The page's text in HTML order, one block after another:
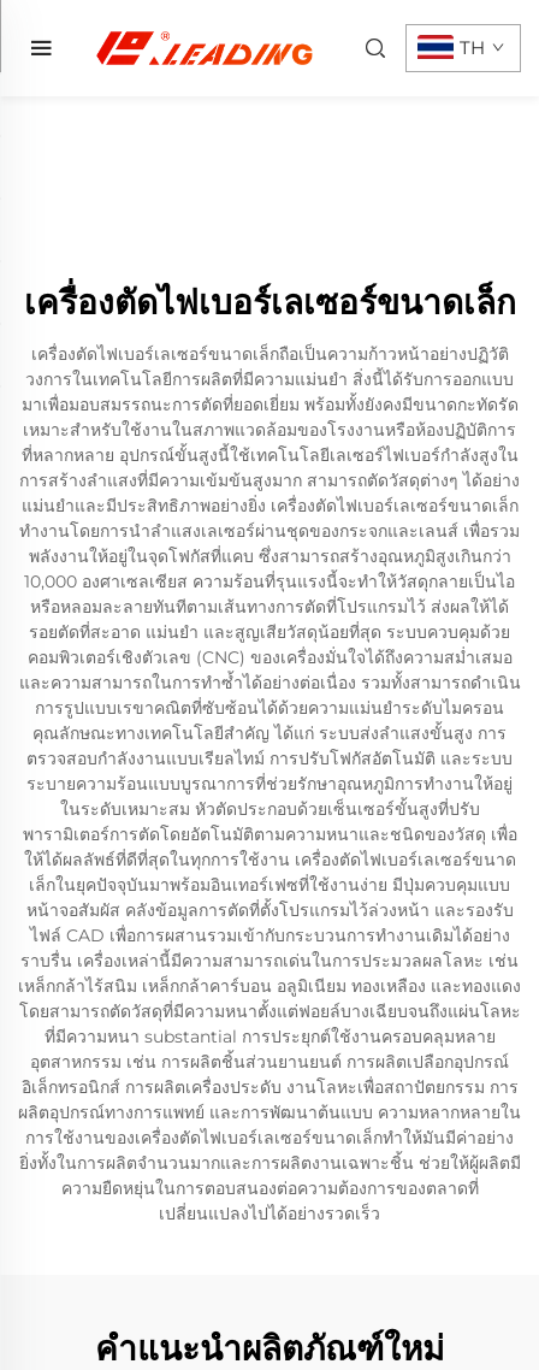
TH
เครื่องตัดไฟเบอร์เลเซอร์ขนาดเล็ก
เครื่องตัดไฟเบอร์เลเซอร์ขนาดเล็กถือเป็นความก้าวหน้าอย่างปฏิวัติ
วงการในเทคโนโลยีการผลิตที่มีความแม่นยำ สิ่งนี้ได้รับการออกแบบ
มาเพื่อมอบสมรรถนะการตัดที่ยอดเยี่ยม พร้อมทั้งยังคงมีขนาดกะทัดรัด
เหมาะสำหรับใช้งานในสภาพแวดล้อมของโรงงานหรือห้องปฏิบัติการ
ที่หลากหลาย อุปกรณ์ขั้นสูงนี้ใช้เทคโนโลยีเลเซอร์ไฟเบอร์กำลังสูงใน
การสร้างลำแสงที่มีความเข้มข้นสูงมาก สามารถตัดวัสดุต่างๆ ได้อย่าง
แม่นยำและมีประสิทธิภาพอย่างยิ่ง เครื่องตัดไฟเบอร์เลเซอร์ขนาดเล็ก
ทำงานโดยการนำลำแสงเลเซอร์ผ่านชุดของกระจกและเลนส์ เพื่อรวม
พลังงานให้อยู่ในจุดโฟกัสที่แคบ ซึ่งสามารถสร้างอุณหภูมิสูงเกินกว่า
10,000 องศาเซลเซียส ความร้อนที่รุนแรงนี้จะทำให้วัสดุกลายเป็นไอ
หรือหลอมละลายทันทีตามเส้นทางการตัดที่โปรแกรมไว้ ส่งผลให้ได้
รอยตัดที่สะอาด แม่นยำ และสูญเสียวัสดุน้อยที่สุด ระบบควบคุมด้วย
คอมพิวเตอร์เชิงตัวเลข (CNC) ของเครื่องมั่นใจได้ถึงความสม่ำเสมอ
และความสามารถในการทำซ้ำได้อย่างต่อเนื่อง รวมทั้งสามารถดำเนิน
การรูปแบบเรขาคณิตที่ซับซ้อนได้ด้วยความแม่นยำระดับไมครอน
คุณลักษณะทางเทคโนโลยีสำคัญ ได้แก่ ระบบส่งลำแสงขั้นสูง การ
ตรวจสอบกำลังงานแบบเรียลไทม์ การปรับโฟกัสอัตโนมัติ และระบบ
ระบายความร้อนแบบบูรณาการที่ช่วยรักษาอุณหภูมิการทำงานให้อยู่
ในระดับเหมาะสม หัวตัดประกอบด้วยเซ็นเซอร์ขั้นสูงที่ปรับ
พารามิเตอร์การตัดโดยอัตโนมัติตามความหนาและชนิดของวัสดุ เพื่อ
ให้ได้ผลลัพธ์ที่ดีที่สุดในทุกการใช้งาน เครื่องตัดไฟเบอร์เลเซอร์ขนาด
เล็กในยุคปัจจุบันมาพร้อมอินเทอร์เฟซที่ใช้งานง่าย มีปุ่มควบคุมแบบ
หน้าจอสัมผัส คลังข้อมูลการตัดที่ตั้งโปรแกรมไว้ล่วงหน้า และรองรับ
ไฟล์ CAD เพื่อการผสานรวมเข้ากับกระบวนการทำงานเดิมได้อย่าง
ราบรื่น เครื่องเหล่านี้มีความสามารถเด่นในการประมวลผลโลหะ เช่น
เหล็กกล้าไร้สนิม เหล็กกล้าคาร์บอน อลูมิเนียม ทองเหลือง และทองแดง
โดยสามารถตัดวัสดุที่มีความหนาตั้งแต่ฟอยล์บางเฉียบจนถึงแผ่นโลหะ
ที่มีความหนา substantial การประยุกต์ใช้งานครอบคลุมหลาย
อุตสาหกรรม เช่น การผลิตชิ้นส่วนยานยนต์ การผลิตเปลือกอุปกรณ์
อิเล็กทรอนิกส์ การผลิตเครื่องประดับ งานโลหะเพื่อสถาปัตยกรรม การ
ผลิตอุปกรณ์ทางการแพทย์ และการพัฒนาต้นแบบ ความหลากหลายใน
การใช้งานของเครื่องตัดไฟเบอร์เลเซอร์ขนาดเล็กทำให้มันมีค่าอย่าง
ยิ่งทั้งในการผลิตจำนวนมากและการผลิตงานเฉพาะชิ้น ช่วยให้ผู้ผลิตมี
ความยืดหยุ่นในการตอบสนองต่อความต้องการของตลาดที่
เปลี่ยนแปลงไปได้อย่างรวดเร็ว
คำแนะนำผลิตภัณฑ์ใหม่